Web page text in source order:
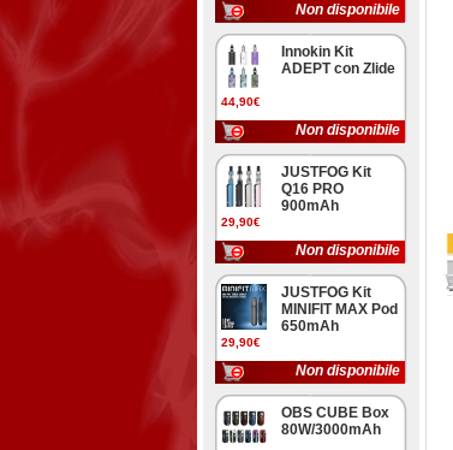
Non disponibile
44,90€
Innokin Kit
ADEPT con Zlide
Non disponibile
29,90€
JUSTFOG Kit
Q16 PRO
900mAh
Non disponibile
29,90€
JUSTFOG Kit
MINIFIT MAX Pod
650mAh
Non disponibile
OBS CUBE Box
80W/3000mAh